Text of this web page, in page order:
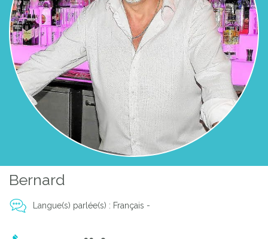
Bernard
Langue(s) parlée(s) : Français -